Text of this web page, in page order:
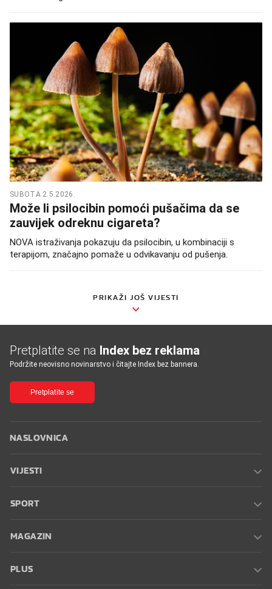
SUBOTA 2.5.2026.
Može li psilocibin pomoći pušačima da se
zauvijek odreknu cigareta?
NOVA istraživanja pokazuju da psilocibin, u kombinaciji s
terapijom, značajno pomaže u odvikavanju od pušenja.
PRIKAŽI JOŠ VIJESTI
Pretplatite se na Index bez reklama
Podržite neovisno novinarstvo i čitajte Index bez bannera.
Pretplatite se
NASLOVNICA
VIJESTI
SPORT
MAGAZIN
PLUS